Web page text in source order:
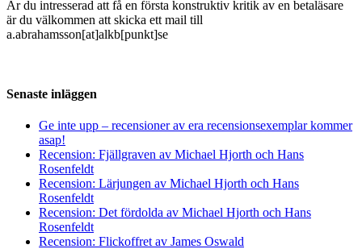
Är du intresserad att få en första konstruktiv kritik av en betaläsare
är du välkommen att skicka ett mail till
a.abrahamsson[at]alkb[punkt]se
Senaste inläggen
Ge inte upp – recensioner av era recensionsexemplar kommer
asap!
Recension: Fjällgraven av Michael Hjorth och Hans
Rosenfeldt
Recension: Lärjungen av Michael Hjorth och Hans
Rosenfeldt
Recension: Det fördolda av Michael Hjorth och Hans
Rosenfeldt
Recension: Flickoffret av James Oswald